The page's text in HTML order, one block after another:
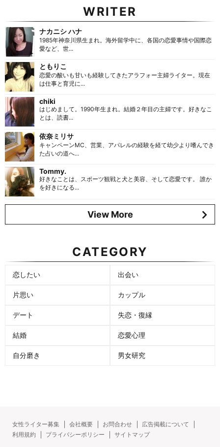
WRITER
ナカニシ ハナ
1985年神奈川県生まれ。海外留学中に、各国の恋愛事情や国際恋
愛など、世...
ともりこ
恋愛の酸いも甘いも経験してきたアラフォー主婦ライター。現在
は仕事と育児に...
chiki
はじめまして。1990年生まれ。結婚２年目の主婦です。好きなこ
とは、読書...
依奈ミリサ
キャンペーンMC、営業、アパレルの経験を経て幼少より嗜んでき
た占いの道へ...
Tommy.
好きなことは、スポーツ観戦と犬と美容、そして恋愛です。 誰か
を好きになる...
View More
CATEGORY
恋したい 出会い
片思い カップル
デート 失恋・復縁
結婚 恋愛心理
自分磨き 男女研究
女性ライター募集 会社概要 お問合わせ
広告掲載について
利用規約
プライバシーポリシー サイトマップ